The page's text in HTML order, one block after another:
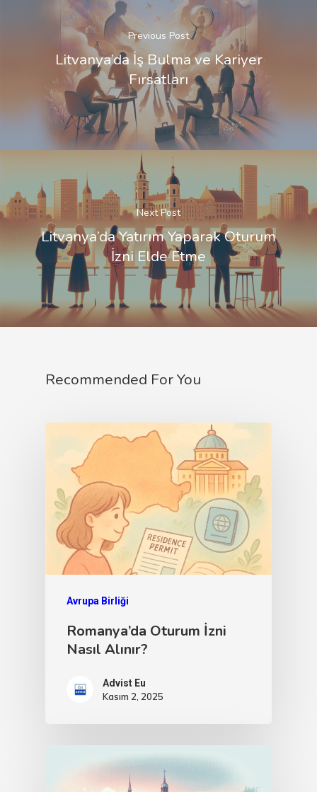
Previous Post
Litvanya’da İş Bulma ve Kariyer
Fırsatları
Next Post
Litvanya’da Yatırım Yaparak Oturum
İzni Elde Etme
Recommended For You
Avrupa Birliği
Romanya’da Oturum İzni
Nasıl Alınır?
Advist Eu
Kasım 2, 2025